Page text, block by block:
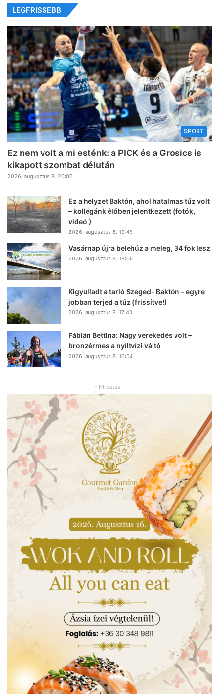
LEGFRISSEBB
SPORT
Ez nem volt a mi esténk: a PICK és a Grosics is
kikapott szombat délután
2026, augusztus 8. 20:06
Ez a helyzet Baktón, ahol hatalmas tűz volt
– kollégánk élőben jelentkezett (fotók,
videó!)
2026, augusztus 8. 19:49
Vasárnap újra belehúz a meleg, 34 fok lesz
2026, augusztus 8. 18:00
Kigyulladt a tarló Szeged- Baktón – egyre
jobban terjed a tűz (frissítve!)
2026, augusztus 8. 17:43
Fábián Bettina: Nagy verekedés volt –
bronzérmes a nyíltvízi váltó
2026, augusztus 8. 16:54
- Hirdetés -